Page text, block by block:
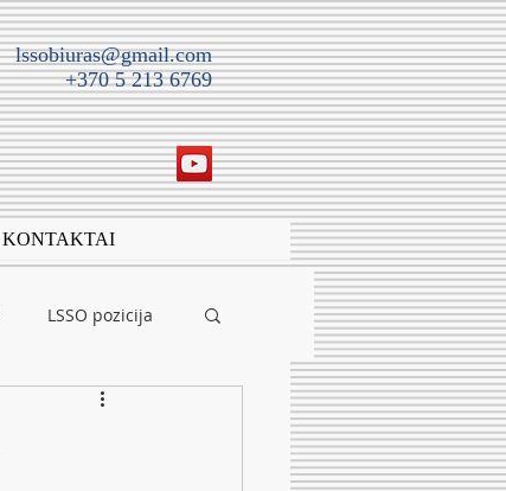
lssobiuras@gmail.com
+370 5 213 6769
KONTAKTAI
LSSO pozicija